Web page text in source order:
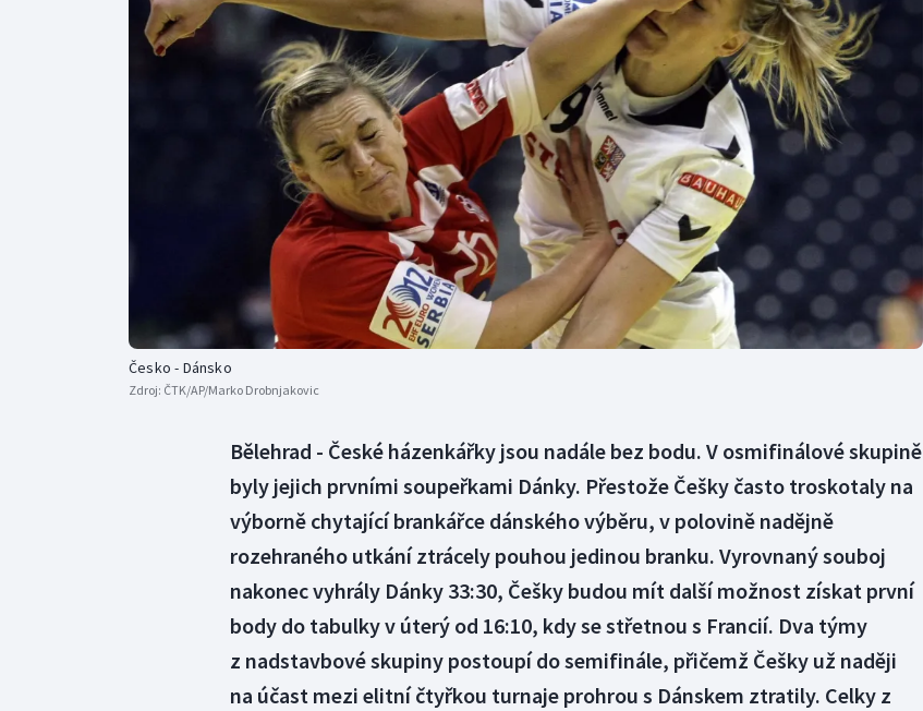
Curling
Dostihy
Florbal
Futsal
Golf
Gymnastika
Moderní pětiboj
Motorsport
Olympijské hry
Parasport
Plavání
Plážový volejbal
Triatlon
Veslování
Vodní slalom
Ostatní
Česko - Dánsko
Zdroj: ČTK/AP/Marko Drobnjakovic
Bělehrad - České házenkářky jsou nadále bez bodu. V osmifinálové skupině
byly jejich prvními soupeřkami Dánky. Přestože Češky často troskotaly na
výborně chytající brankářce dánského výběru, v polovině nadějně
rozehraného utkání ztrácely pouhou jedinou branku. Vyrovnaný souboj
nakonec vyhrály Dánky 33:30, Češky budou mít další možnost získat první
body do tabulky v úterý od 16:10, kdy se střetnou s Francií. Dva týmy
z nadstavbové skupiny postoupí do semifinále, přičemž Češky už naději
na účast mezi elitní čtyřkou turnaje prohrou s Dánskem ztratily. Celky z